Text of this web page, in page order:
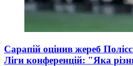
Сарапій оцінив жереб
Ліги конференцій: "Яка